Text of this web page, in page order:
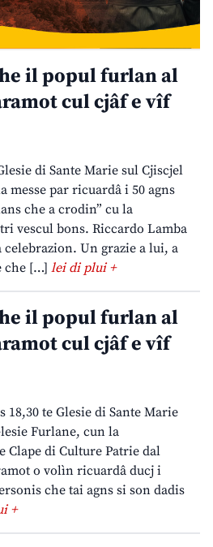
il popul furlan al
cul cjâf e vîf
di Sante Marie sul Cjiscjel
messe par ricuardâ i 50 agns
che a crodin” cu la
vescul bons. Riccardo Lamba
celebrazion. Un grazie a lui, a
che […] lei di plui +
il popul furlan al
cul cjâf e vîf
18,30 te Glesie di Sante Marie
Furlane, cun la
Clape di Culture Patrie dal
o volìn ricuardâ ducj i
che tai agns si son dadis
+